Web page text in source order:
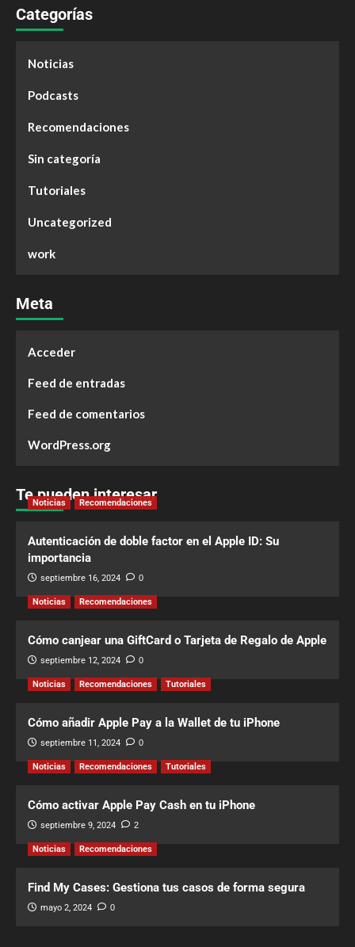
Categorías
Noticias
Podcasts
Recomendaciones
Sin categoría
Tutoriales
Uncategorized
work
Meta
Acceder
Feed de entradas
Feed de comentarios
WordPress.org
Te pueden interesar
Noticias Recomendaciones
Autenticación de doble factor en el Apple ID: Su
importancia
septiembre 16, 2024 0
Noticias Recomendaciones
Cómo canjear una GiftCard o Tarjeta de Regalo de Apple
septiembre 12, 2024 0
Noticias Recomendaciones Tutoriales
Cómo añadir Apple Pay a la Wallet de tu iPhone
septiembre 11, 2024 0
Noticias Recomendaciones Tutoriales
Cómo activar Apple Pay Cash en tu iPhone
septiembre 9, 2024 2
Noticias Recomendaciones
Find My Cases: Gestiona tus casos de forma segura
mayo 2, 2024 0